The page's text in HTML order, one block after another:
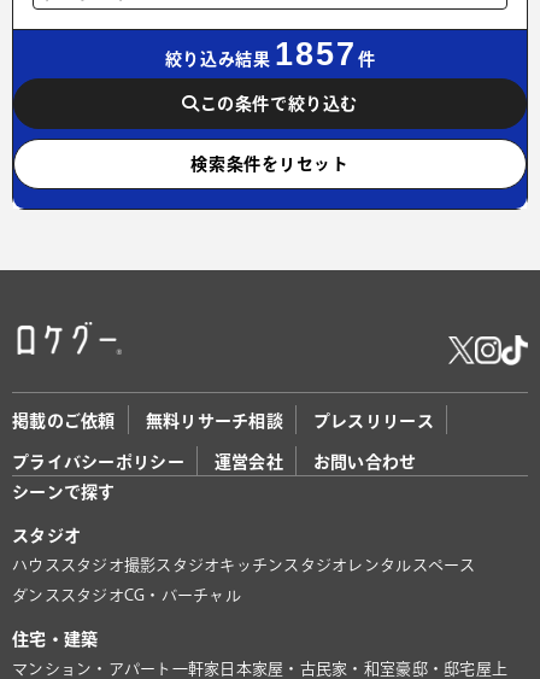
絞り込み結果 1857 件
この条件で絞り込む
検索条件をリセット
掲載のご依頼 無料リサーチ相談 プレスリリース
プライバシーポリシー 運営会社
お問い合わせ
シーンで探す
スタジオ
ハウススタジオ撮影スタジオキッチンスタジオ レンタルスペース
ダンススタジオCG・バーチャル
住宅・建築
マンション・アパート 一軒家 日本家屋・古民家・和室豪邸・邸宅屋上